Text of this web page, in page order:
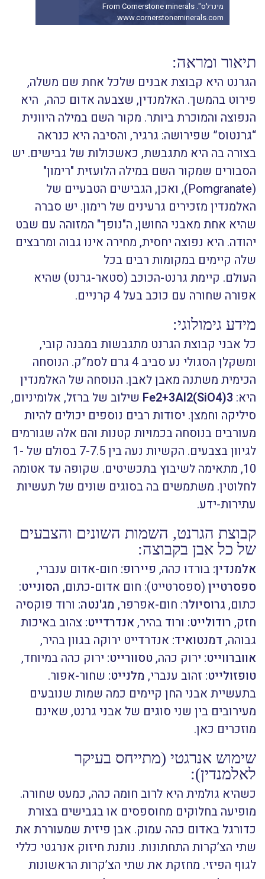
מינרלס". From Cornerstone minerals
www.cornerstoneminerals.com
תיאור ומראה:
הגרנט היא קבוצת אבנים שלכל אחת שם משלה,
פירוט בהמשך. האלמנדין, שצבעה אדום כהה, היא
הנפוצה והמוכרת ביותר. מקור השם במילה היוונית
“גרנטוס” שפירושה: גרגיר, והסיבה היא כנראה
בצורה בה היא מתגבשת, כאשכולות של גבישים. יש
הסבורים שמקור השם במילה הלועזית "רימון"
(Pomgranate), ואכן, הגבישים הטבעיים של
האלמנדין מזכירים גרעינים של רימון. יש סברה
שהיא אחת מאבני החושן, ה"נופך" המזוהה עם שבט
יהודה. היא נפוצה יחסית, מחירה אינו גבוה ומרבצים
שלה קיימים במקומות רבים בכל
העולם. קיימת גרנט-הכוכב (סטאר-גרנט) שהיא
אפורה שחורה עם כוכב בעל 4 קרניים.
מידע גימולוגי:
כל אבני קבוצת הגרנט מתגבשות במבנה קובי,
ומשקלן הסגולי נע סביב 4 גרם לסמ”ק. הנוסחה
הכימית משתנה מאבן לאבן. הנוסחה של האלמנדין
היא: Fe2+3Al2(SiO4)3 שילוב של ברזל, אלומיניום,
סיליקה וחמצן. יסודות רבים נוספים יכולים להיות
מעורבים בנוסחה בכמויות קטנות והם אלה שגורמים
לגיוון בצבעים. הקשיות נעה בין 7-7.5 בסולם של 1-
10, מתאימה לשיבוץ בתכשיטים. שקופה עד אטומה
לחלוטין. משתמשים בה בסוגים שונים של תעשיות
עתירות-ידע.
קבוצת הגרנט, השמות השונים והצבעים
של כל אבן בקבוצה:
אלמנדין: בורדו כהה, פיירופ: חום-אדום ענברי,
ספסרטיין (ספסרטייט): חום אדום-כתום, הסונייט:
כתום, גרוסיולר: חום-אפרפר, מג'נטה: ורוד פוקסיה
חזק, רודולייט: ורוד בהיר,אנדרדייט: צהוב באיכות
גבוהה, דמנטואיד: אנדרדייט ירוקה בגוון בהיר,
אווברווייט: ירוק כהה,טסוורייט: ירוק כהה במיוחד,
טופזולייט: זהוב ענברי, מלנייט: שחור-אפור.
בתעשיית אבני החן קיימים כמה שמות שנובעים
מעירובים בין שני סוגים של אבני גרנט, שאינם
מוזכרים כאן.
שימוש אנרגטי (מתייחס בעיקר
לאלמנדין):
כשהיא גולמית היא לרוב חומה כהה, כמעט שחורה.
מופיעה בחלוקים מחוספסים או בגבישים בצורת
כדורגל באדום כהה עמוק. אבן פיזית שמעוררת את
שתי הצ’קרות התחתונות. נותנת חיזוק אנרגטי כללי
לגוף הפיזי. מחזקת את שתי הצ’קרות הראשונות